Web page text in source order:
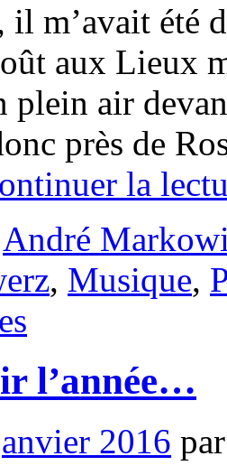
il m’avait été
aux Lieux
plein air
près de
la
André
, Musique,
l’année…
2016 par